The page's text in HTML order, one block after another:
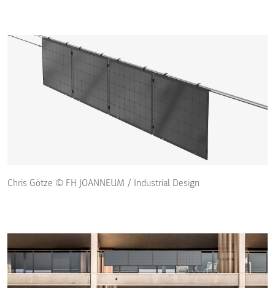
Chris Götze © FH JOANNEUM / Industrial Design